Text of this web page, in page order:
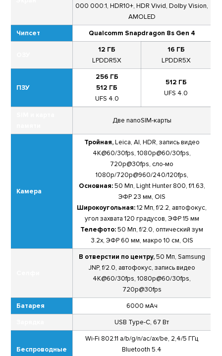
000 000:1, HDR10+, HDR Vivid, Dolby Vision,
AMOLED
Чипсет Qualcomm Snapdragon 8s Gen 4
12 ГБ
LPDDR5X
16 ГБ
LPDDR5X
ПЗУ
256 ГБ
512 ГБ
UFS 4.0
512 ГБ
UFS 4.0
Две nanoSIM-карты
Камера
Тройная,Leica, AI, HDR, запись видео
4K@60/30fps, 1080р@60/30fps,
720p@30fps, сло-мо
1080p/720p@960/240/120fps,
Основная:50 Мп, Light Hunter 800, f/1.63,
ЭФР 23 мм, OIS
Широкоугольная:12 Мп, f/2.2, автофокус,
угол захвата 120 градусов, ЭФР 15 мм
Телефото:50 Мп, f/2.0, оптический зум
3.2х, ЭФР 60 мм, макро 10 см, OIS
В отверстии по центру,50 Мп, Samsung
JNP, f/2.0, автофокус, запись видео
4К@60/30fps, 1080p@60/30fps,
720p@30fps
Батарея 6000 мАч
USB Type-C, 67 Вт
Беспроводные
Wi-Fi 802.11 a/b/g/n/ac/ax/be, 2,4/5 ГГц
Bluetooth 5.4